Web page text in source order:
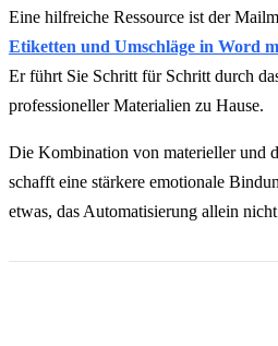
Eine hilfreiche Ressource ist der
Etiketten und Umschläge in Word
Er führt Sie Schritt für Schritt durch
professioneller Materialien zu Hause.
Die Kombination von materieller und
schafft eine stärkere emotionale
etwas, das Automatisierung allein